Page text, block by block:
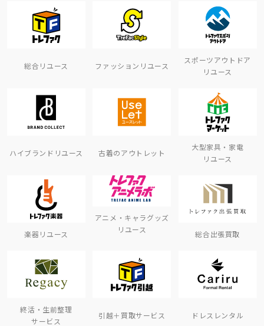
総合リユース ファッションリユース
スポーツアウトドア
リユース
ハイブランドリユース 古着のアウトレット
大型家具・家電
リユース
楽器リユース
アニメ・キャラグッズ
リユース
総合出張買取
終活・生前整理
サービス
引越＋買取サービス ドレスレンタル